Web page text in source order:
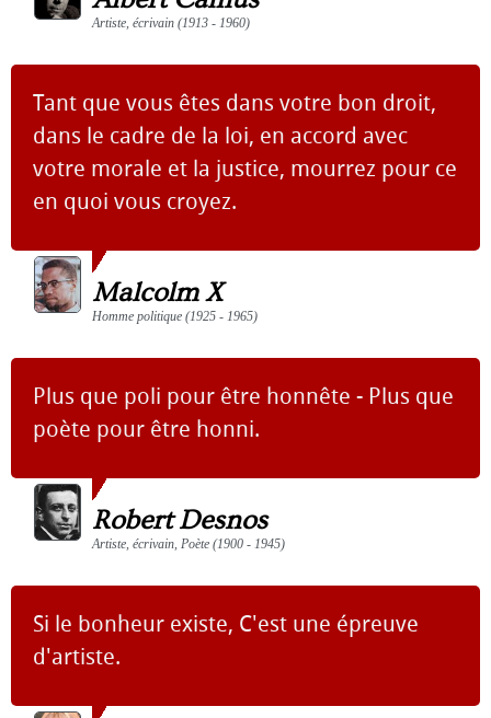
Artiste, écrivain (1913 - 1960)
Tant que vous êtes dans votre bon droit,
dans le cadre de la loi, en accord avec
votre morale et la justice, mourrez pour ce
en quoi vous croyez.
Malcolm X
Homme politique (1925 - 1965)
Plus que poli pour être honnête - Plus que
poète pour être honni.
Robert Desnos
Artiste, écrivain, Poète (1900 - 1945)
Si le bonheur existe, C'est une épreuve
d'artiste.